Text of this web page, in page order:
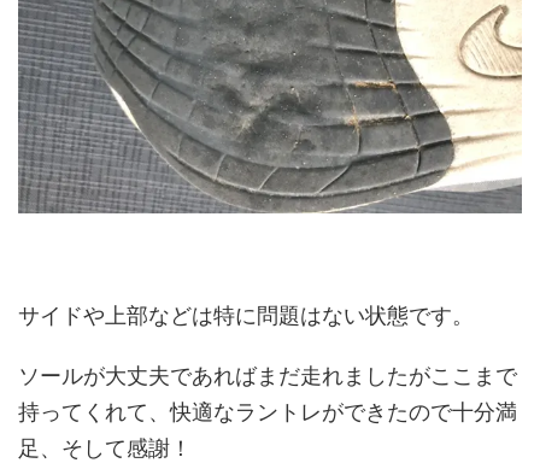
サイドや上部などは特に問題はない状態です。
ソールが大丈夫であればまだ走れましたがここまで
持ってくれて、快適なラントレができたので十分満
足、そして感謝！